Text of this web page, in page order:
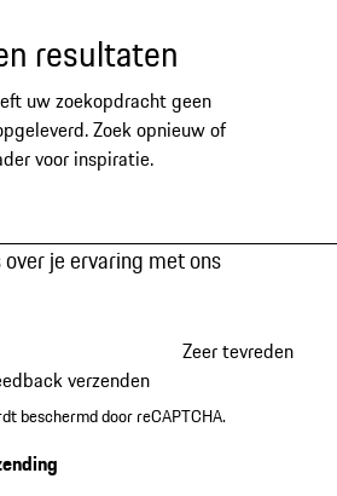
resultaten
uw zoekopdracht geen
Zoek opnieuw of
voor inspiratie.
je ervaring met ons
Zeer tevreden
verzenden
beschermd door reCAPTCHA.